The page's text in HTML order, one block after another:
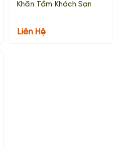
Khăn Tắm Khách Sạn
Liên Hệ